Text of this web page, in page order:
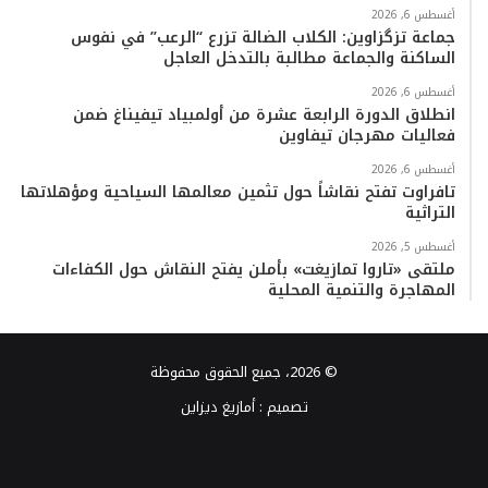
أغسطس 6, 2026
جماعة تزگزاوين: الكلاب الضالة تزرع “الرعب” في نفوس
الساكنة والجماعة مطالبة بالتدخل العاجل
أغسطس 6, 2026
انطلاق الدورة الرابعة عشرة من أولمبياد تيفيناغ ضمن
فعاليات مهرجان تيفاوين
أغسطس 6, 2026
تافراوت تفتح نقاشاً حول تثمين معالمها السياحية ومؤهلاتها
التراثية
أغسطس 5, 2026
ملتقى «تاروا تمازيغت» بأملن يفتح النقاش حول الكفاءات
المهاجرة والتنمية المحلية
© 2026، جميع الحقوق محفوظة
تصميم :أمازيغ ديزاين